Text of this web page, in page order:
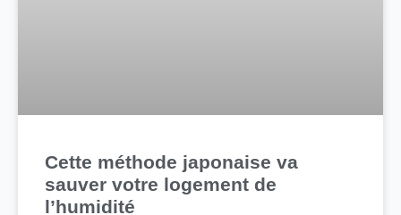
Cette méthode japonaise va
sauver votre logement de
l’humidité